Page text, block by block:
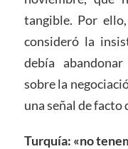
tangible. Por
consideró la
debía
sobre la
una señal de facto
Turquía: «no